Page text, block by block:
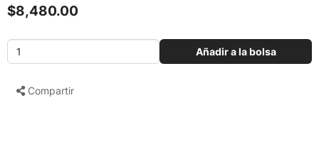
$8,480.00
Añadir a la bolsa
Compartir